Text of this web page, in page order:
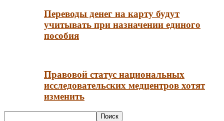
Переводы денег на карту будут
учитывать при назначении единого
пособия
Правовой статус национальных
исследовательских медцентров хотят
изменить